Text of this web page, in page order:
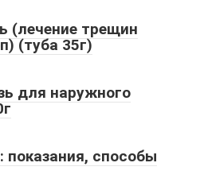
(лечение трещин
(туба 35г)
для наружного
способы